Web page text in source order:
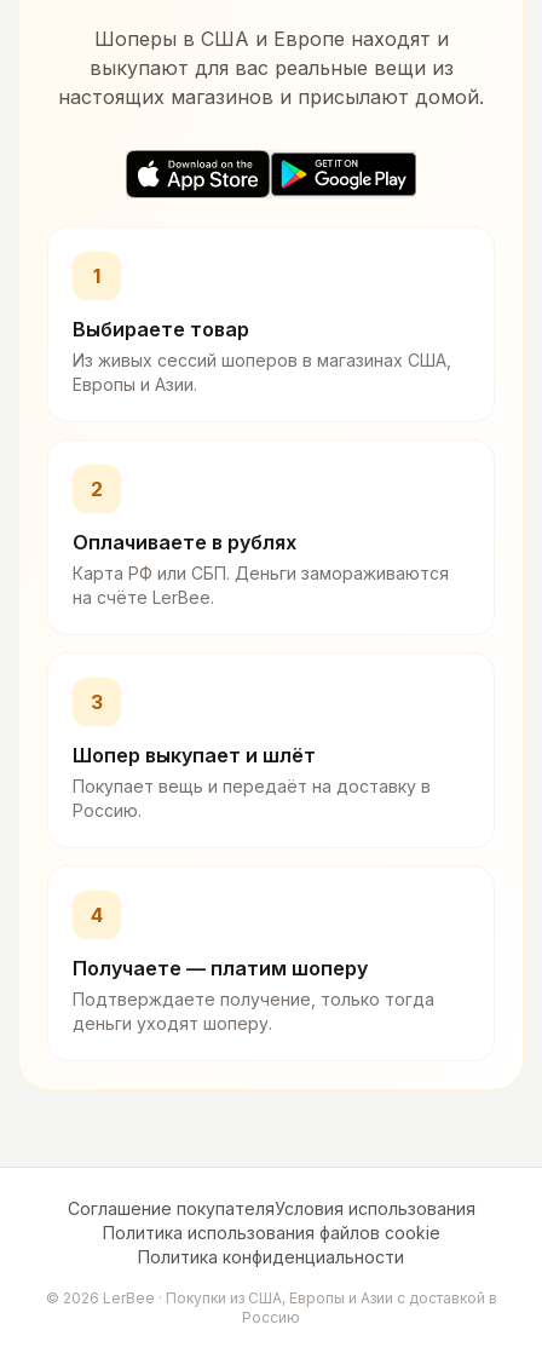
Шоперы в США и Европе находят и
выкупают для вас реальные вещи из
настоящих магазинов и присылают домой.
1
Выбираете товар
Из живых сессий шоперов в магазинах США,
Европы и Азии.
2
Оплачиваете в рублях
Карта РФ или СБП. Деньги замораживаются
на счёте LerBee.
3
Шопер выкупает и шлёт
Покупает вещь и передаёт на доставку в
Россию.
4
Получаете — платим шоперу
Подтверждаете получение, только тогда
деньги уходят шоперу.
Соглашение покупателяУсловия использования
Политика использования файлов cookie
Политика конфиденциальности
© 2026 LerBee · Покупки из США, Европы и Азии с доставкой в
Россию